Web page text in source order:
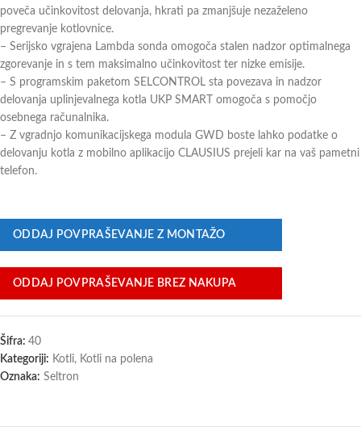
poveča učinkovitost delovanja, hkrati pa zmanjšuje nezaželeno
pregrevanje kotlovnice.
– Serijsko vgrajena Lambda sonda omogoča stalen nadzor optimalnega
zgorevanje in s tem maksimalno učinkovitost ter nizke emisije.
– S programskim paketom SELCONTROL sta povezava in nadzor
delovanja uplinjevalnega kotla UKP SMART omogoča s pomočjo
osebnega računalnika.
– Z vgradnjo komunikacijskega modula GWD boste lahko podatke o
delovanju kotla z mobilno aplikacijo CLAUSIUS prejeli kar na vaš pametni
telefon.
ODDAJ POVPRAŠEVANJE Z MONTAŽO
ODDAJ POVPRAŠEVANJE BREZ NAKUPA
Šifra: 40
Kategoriji: Kotli, Kotli na polena
Oznaka: Seltron